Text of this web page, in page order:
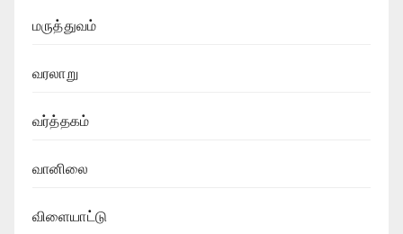
மருத்துவம்
வரலாறு
வர்த்தகம்
வானிலை
விளையாட்டு